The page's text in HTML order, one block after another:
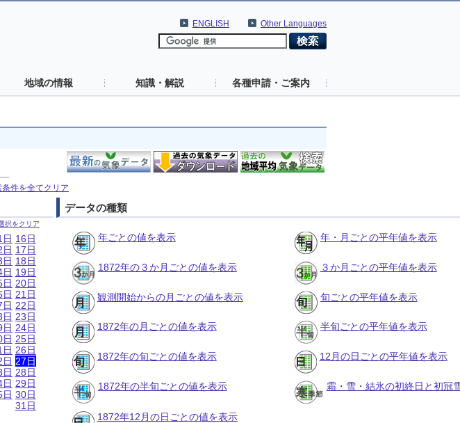
Other Languages
ENGLISH
地域の情報 知識・解説 各種申請・ご案内
条件を全てクリア
択をクリア
日
日
日
日
日
日
日
日
日
日
日
日
日
日
日
16日
17日
18日
19日
20日
21日
22日
23日
24日
25日
26日
27日
28日
29日
30日
31日
データの種類
年ごとの値を表示 年・月ごとの平年値を表示
1872年の３か月ごとの値を表示 ３か月ごとの平年値を表示
観測開始からの月ごとの値を表示 旬ごとの平年値を表示
1872年の月ごとの値を表示 半旬ごとの平年値を表示
1872年の旬ごとの値を表示 12月の日ごとの平年値を表示
1872年の半旬ごとの値を表示 霜・雪・結氷の初終日と初冠
1872年12月の日ごとの値を表示